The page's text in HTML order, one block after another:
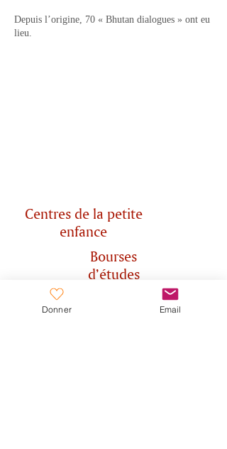
Depuis l’origine, 70 « Bhutan dialogues » ont eu
lieu.
Centres de la petite
enfance
Bourses
d’études
Donner Email